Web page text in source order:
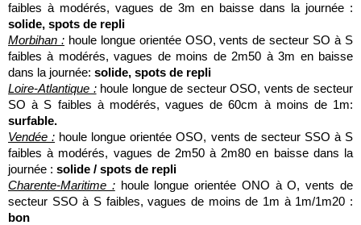
faibles à modérés, vagues de 3m en baisse dans la journée :
solide, spots de repli
Morbihan :houle longue orientée OSO, vents de secteur SO à S
faibles à modérés, vagues de moins de 2m50 à 3m en baisse
dans la journée: solide, spots de repli
Loire-Atlantique :houle longue de secteur OSO, vents de secteur
SO à S faibles à modérés, vagues de 60cm à moins de 1m:
surfable.
Vendée : houle longue orientée OSO, vents de secteur SSO à S
faibles à modérés, vagues de 2m50 à 2m80 en baisse dans la
journée : solide / spots de repli
Charente-Maritime :houle longue orientée ONO à O, vents de
secteur SSO à S faibles, vagues de moins de 1m à 1m/1m20 :
bon